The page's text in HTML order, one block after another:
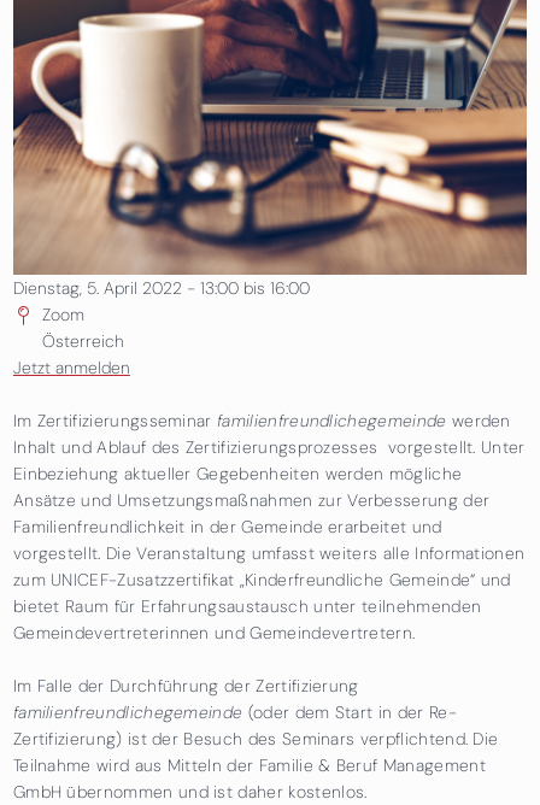
Dienstag, 5. April 2022 - 13:00bis 16:00
Zoom
Österreich
Jetzt anmelden
Im Zertifizierungsseminar familienfreundlichegemeinde werden
Inhalt und Ablauf des Zertifizierungsprozesses vorgestellt. Unter
Einbeziehung aktueller Gegebenheiten werden mögliche
Ansätze und Umsetzungsmaßnahmen zur Verbesserung der
Familienfreundlichkeit in der Gemeinde erarbeitet und
vorgestellt. Die Veranstaltung umfasst weiters alle Informationen
zum UNICEF-Zusatzzertifikat „Kinderfreundliche Gemeinde“ und
bietet Raum für Erfahrungsaustausch unter teilnehmenden
Gemeindevertreterinnen und Gemeindevertretern.
Im Falle der Durchführung der Zertifizierung
familienfreundlichegemeinde (oder dem Start in der Re-
Zertifizierung) ist der Besuch des Seminars verpflichtend. Die
Teilnahme wird aus Mitteln der Familie & Beruf Management
GmbH übernommen und ist daher kostenlos.